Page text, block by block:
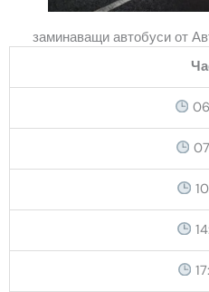
заминаващи автобуси от